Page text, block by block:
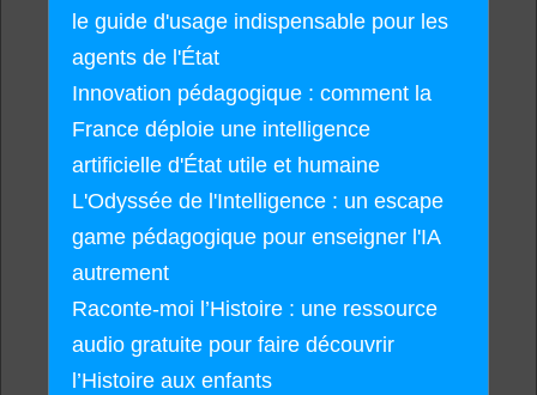
le guide d'usage indispensable pour les
agents de l'État
Innovation pédagogique : comment la
France déploie une intelligence
artificielle d'État utile et humaine
L'Odyssée de l'Intelligence : un escape
game pédagogique pour enseigner l'IA
autrement
Raconte-moi l’Histoire : une ressource
audio gratuite pour faire découvrir
l’Histoire aux enfants